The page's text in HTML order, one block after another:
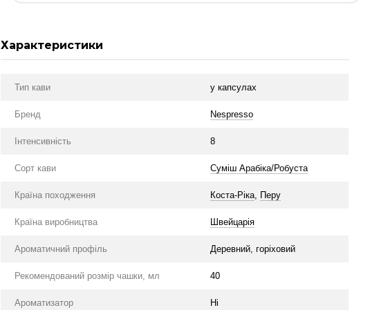
Характеристики
Тип кави у капсулах
Бренд Nespresso
Інтенсивність 8
Сорт кави Суміш Арабіка/Робуста
Країна походження Коста-Ріка, Перу
Країна виробництва Швейцарія
Ароматичний профіль Деревний, горіховий
Рекомендований розмір чашки, мл 40
Ароматизатор Ні